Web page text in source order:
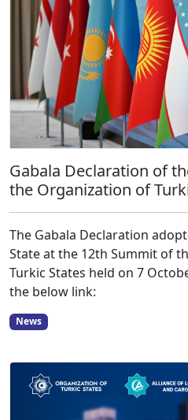
Gabala Declaration of
the Organization of
The Gabala Declaration
State at the 12th Summit of
Turkic States held on 7
the below link:
News